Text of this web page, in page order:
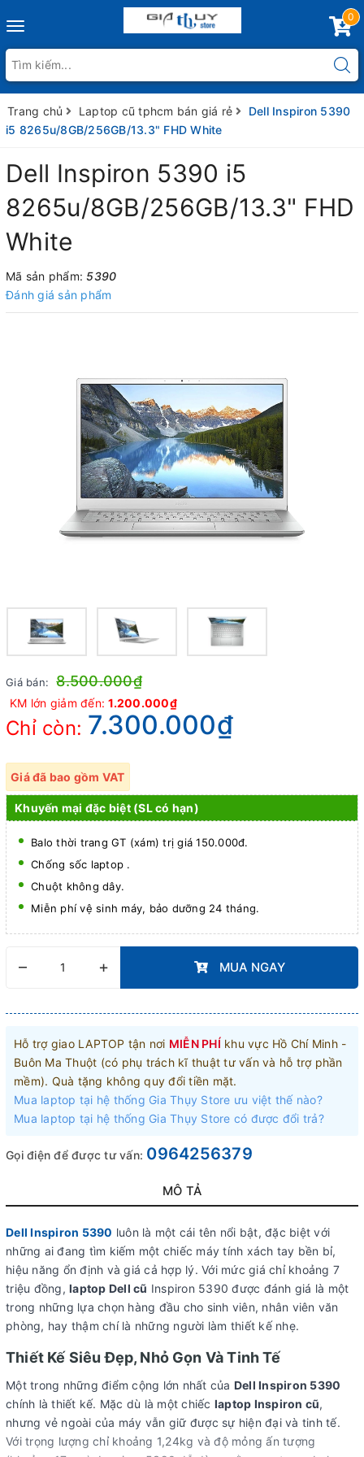
Toggle
0
Trang chủ Laptop cũ tphcm bán giá rẻ
Dell Inspiron 5390
i5 8265u/8GB/256GB/13.3" FHD White
Dell Inspiron 5390 i5
8265u/8GB/256GB/13.3" FHD
White
Mã sản phẩm:5390
Đánh giá sản phẩm
Giá bán: 8.500.000₫
KM lớn giảm đến:1.200.000₫
Chỉ còn: 7.300.000₫
Giá đã bao gồm VAT
Khuyến mại đặc biệt (SL có hạn)
Balo thời trang GT (xám) trị giá 150.000đ.
Chống sốc laptop .
Chuột không dây.
Miễn phí vệ sinh máy, bảo dưỡng 24 tháng.
– + MUA NGAY
Hỗ trợ giao LAPTOP tận nơi MIỄN PHÍ khu vực Hồ Chí Minh -
Buôn Ma Thuột (có phụ trách kĩ thuật tư vấn và hỗ trợ phần
mềm). Quà tặng không quy đổi tiền mặt.
Mua laptop tại hệ thống Gia Thụy Store ưu việt thế nào?
Mua laptop tại hệ thống Gia Thụy Store có được đổi trả?
Gọi điện để được tư vấn: 0964256379
MÔ TẢ
Dell Inspiron 5390 luôn là một cái tên nổi bật, đặc biệt với
những ai đang tìm kiếm một chiếc máy tính xách tay bền bỉ,
hiệu năng ổn định và giá cả hợp lý. Với mức giá chỉ khoảng 7
triệu đồng, laptop Dell cũ Inspiron 5390 được đánh giá là một
trong những lựa chọn hàng đầu cho sinh viên, nhân viên văn
phòng, hay thậm chí là những người làm thiết kế nhẹ.
Thiết Kế Siêu Đẹp, Nhỏ Gọn Và Tinh Tế
Một trong những điểm cộng lớn nhất của Dell Inspiron 5390
chính là thiết kế. Mặc dù là một chiếc laptop Inspiron cũ,
nhưng vẻ ngoài của máy vẫn giữ được sự hiện đại và tinh tế.
Với trọng lượng chỉ khoảng 1,24kg và độ mỏng ấn tượng